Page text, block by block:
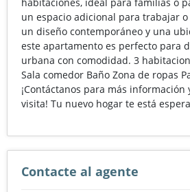
un espacio adicional para trabajar
un diseño contemporáneo y una
este apartamento es perfecto para
urbana con comodidad. 3
Sala comedor Baño Zona de ropas
¡Contáctanos para más
visita! Tu nuevo hogar te está
Contacte al agente